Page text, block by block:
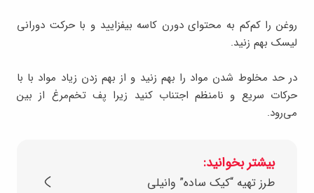
روغن را کم‌کم به محتوای دورن کاسه بیفزایید و با حرکت دورانی
لیسک بهم زنید.
در حد مخلوط شدن مواد را بهم زنید و از بهم زدن زیاد مواد با با
حرکات سریع و نامنظم اجتناب کنید زیرا پف تخم‌مرغ از بین
می‌رود.
بیشتر بخوانید:
طرز تهیه “کیک ساده” وانیلی